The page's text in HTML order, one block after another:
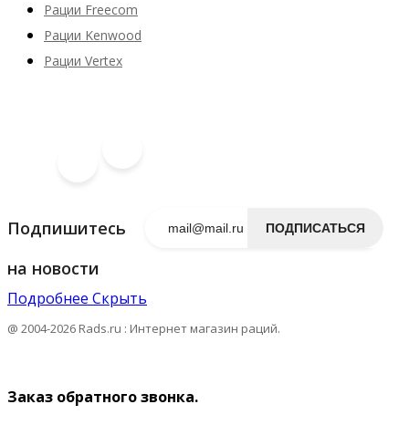
Рации Freecom
Рации Kenwood
Рации Vertex
Подпишитесь
на новости
ПОДПИСАТЬСЯ
Подробнее Скрыть
@ 2004-2026 Rads.ru : Интернет магазин раций.
Заказ обратного звонка.